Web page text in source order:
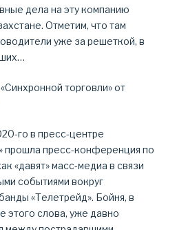
дела на эту компанию
Отметим, что там
уже за решеткой, в
торговли» от
го в пресс-центре
прошла пресс-конференция по
«давят» масс-медиа в связи
событиями вокруг
«Телетрейд». Бойня, в
этого слова, уже давно